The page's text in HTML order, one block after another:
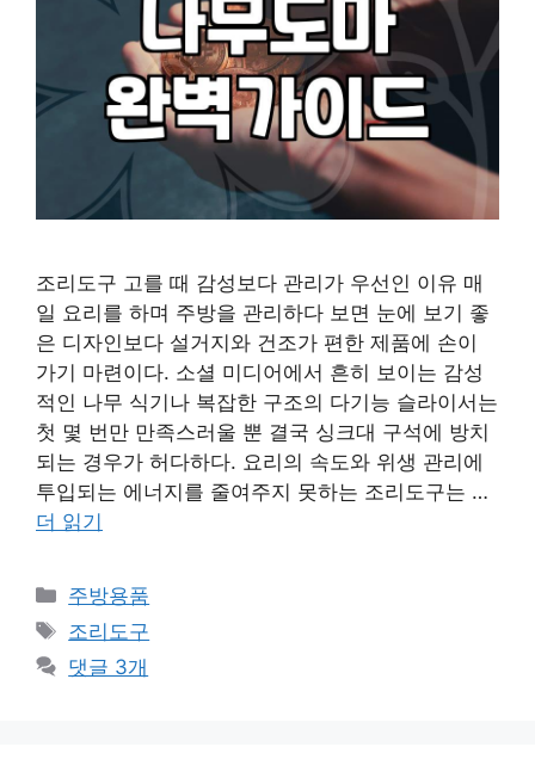
조리도구 고를 때 감성보다 관리가 우선인 이유 매
일 요리를 하며 주방을 관리하다 보면 눈에 보기 좋
은 디자인보다 설거지와 건조가 편한 제품에 손이
가기 마련이다. 소셜 미디어에서 흔히 보이는 감성
적인 나무 식기나 복잡한 구조의 다기능 슬라이서는
첫 몇 번만 만족스러울 뿐 결국 싱크대 구석에 방치
되는 경우가 허다하다. 요리의 속도와 위생 관리에
투입되는 에너지를 줄여주지 못하는 조리도구는 …
더 읽기
카
테
리
주방용품
태
그
조리도구
댓글 3개